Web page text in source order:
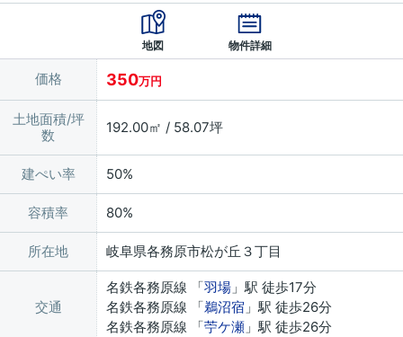
地図 物件詳細
価格 350万円
土地面積/坪
数
192.00㎡ / 58.07坪
建ぺい率 50%
容積率 80%
所在地 岐阜県各務原市松が丘３丁目
交通
名鉄各務原線 「羽場 」駅 徒歩17分
名鉄各務原線 「鵜沼宿 」駅 徒歩26分
名鉄各務原線 「苧ケ瀬 」駅 徒歩26分